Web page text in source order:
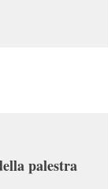
palestra